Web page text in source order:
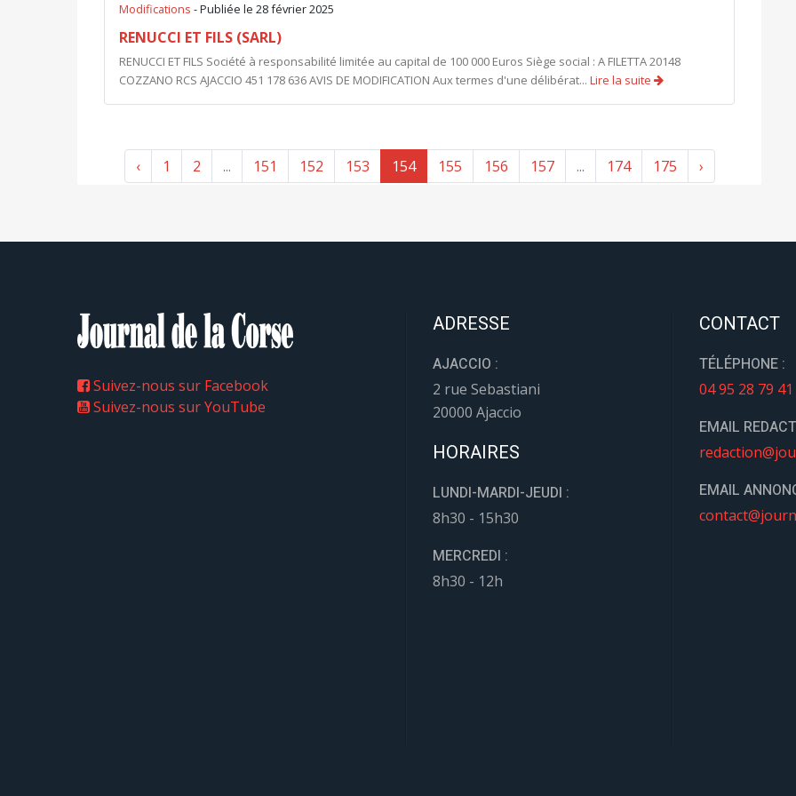
Modifications - Publiée le 28 février 2025
RENUCCI ET FILS (SARL)
RENUCCI ET FILS Société à responsabilité limitée au capital de 100 000 Euros Siège social : A FILETTA 20148
COZZANO RCS AJACCIO 451 178 636 AVIS DE MODIFICATION Aux termes d'une délibérat... Lire la suite
‹ 1 2 ... 151 152 153 154 155 156 157 ... 174 175 ›
Suivez-nous sur Facebook
Suivez-nous sur YouTube
ADRESSE
AJACCIO :
2 rue Sebastiani
20000 Ajaccio
HORAIRES
LUNDI-MARDI-JEUDI :
8h30 - 15h30
MERCREDI :
8h30 - 12h
CONTACT
TÉLÉPHONE :
04 95 28 79 41
EMAIL
EMAIL